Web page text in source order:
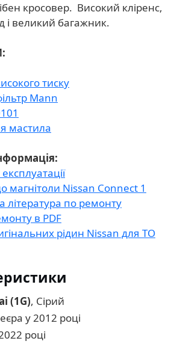
кросовер. Високий кліренс,
і великий багажник.
тиску
Mann
мастила
магнітоли Nissan Connect 1
література по ремонту
в PDF
рідин Nissan для ТО
(1G), Сірий
у 2012 році
році